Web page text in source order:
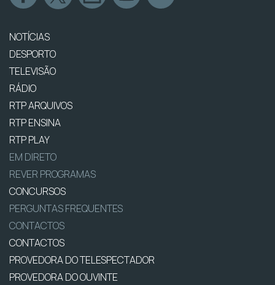
NOTÍCIAS
DESPORTO
TELEVISÃO
RÁDIO
RTP ARQUIVOS
RTP ENSINA
RTP PLAY
EM DIRETO
REVER PROGRAMAS
CONCURSOS
PERGUNTAS FREQUENTES
CONTACTOS
CONTACTOS
PROVEDORA DO TELESPECTADOR
PROVEDORA DO OUVINTE